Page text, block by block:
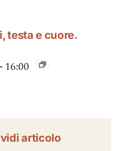
testa e cuore.
-16:00
articolo